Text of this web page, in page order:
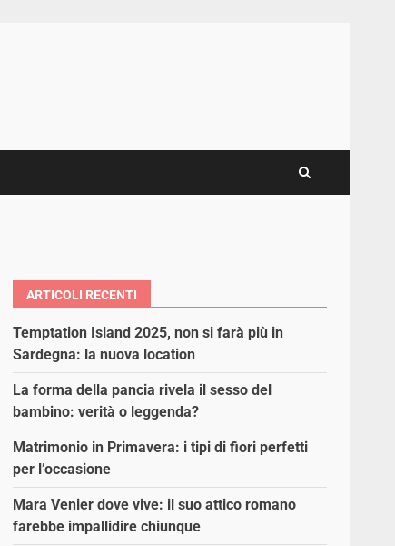
ARTICOLI RECENTI
Temptation Island 2025, non si farà più in
Sardegna: la nuova location
La forma della pancia rivela il sesso del
bambino: verità o leggenda?
Matrimonio in Primavera: i tipi di fiori perfetti
per l’occasione
Mara Venier dove vive: il suo attico romano
farebbe impallidire chiunque